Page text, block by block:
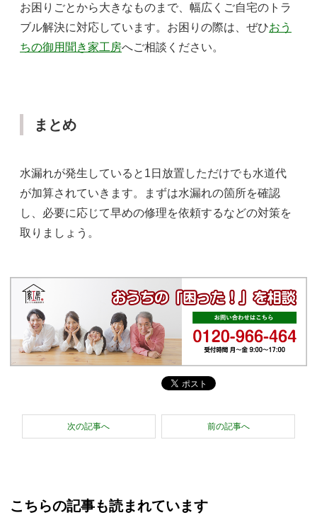
お困りごとから大きなものまで、幅広くご自宅のトラ
ブル解決に対応しています。お困りの際は、ぜひおう
ちの御用聞き家工房へご相談ください。
まとめ
水漏れが発生していると1日放置しただけでも水道代
が加算されていきます。まずは水漏れの箇所を確認
し、必要に応じて早めの修理を依頼するなどの対策を
取りましょう。
次の記事へ 前の記事へ
こちらの記事も読まれています